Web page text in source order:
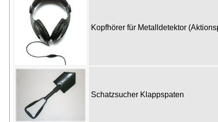
Kopfhörer für Metalldetektor
Schatzsucher Klappspaten